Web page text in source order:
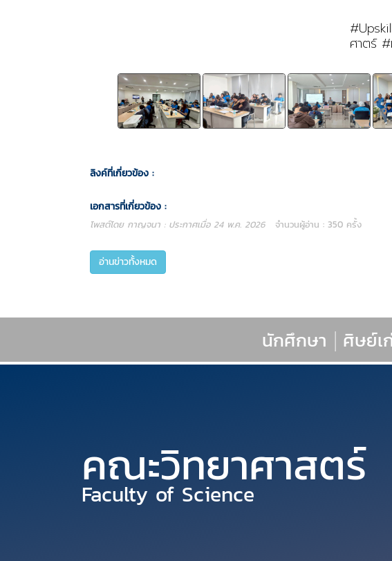
ศาตร์ #
ลิงค์ที่เกี่ยวข้อง :
เอกสารที่เกี่ยวข้อง :
โพสต์โดย กาญจนา : ประกาศเมื่อ 24 พ.ค. 2026 จำนวนผู้อ่าน : 350 ครั้ง
อ่านข่าวทั้งหมด
นักศึกษา | ศิษย์เ
คณะวิทยาศาสตร์
Faculty of Science